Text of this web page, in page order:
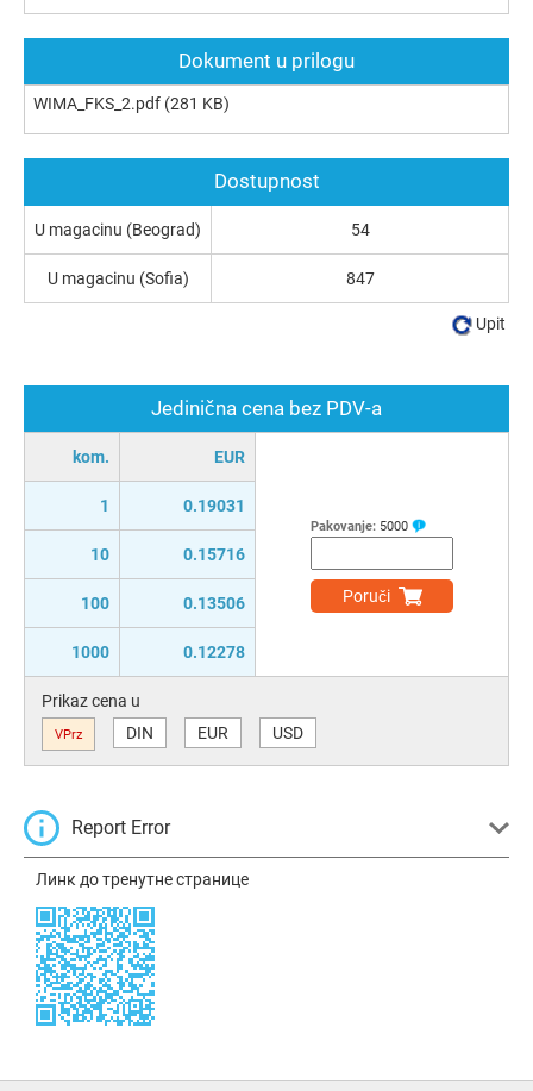
Dokument u prilogu
WIMA_FKS_2.pdf (281 KB)
Jedinična cena bez PDV-a
kom. EUR
1 0.19031
10 0.15716
100 0.13506
1000 0.12278
Pakovanje: 5000
Poruči
Prikaz cena u
VPrz DIN EUR USD
Report Error
Линк до тренутне странице
Dostupnost
U magacinu (Beograd) 54
U magacinu (Sofia) 847
Upit